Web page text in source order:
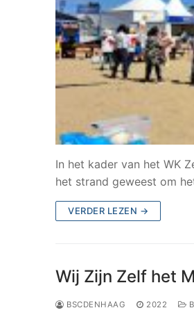
In het kader van het WK
het strand geweest om
VERDER LEZEN →
Wij Zijn Zelf het
BSCDENHAAG 2022